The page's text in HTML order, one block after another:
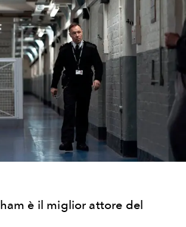
è il miglior attore del